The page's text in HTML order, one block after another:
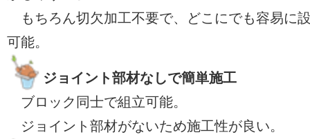
もちろん切欠加工不要で、どこにでも容易に
可能。
ジョイント部材なしで簡単施工
ブロック同士で組立可能。
ジョイント部材がないため施工性が良い。